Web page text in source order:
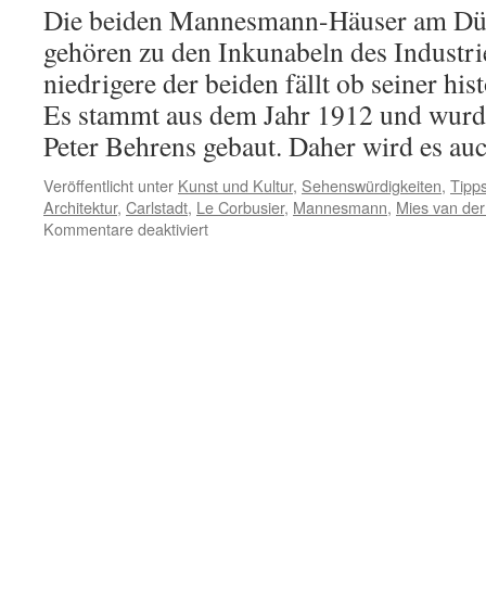
Die beiden Mannesmann-Häuser am
gehören zu den Inkunabeln des
niedrigere der beiden fällt ob seiner
Es stammt aus dem Jahr 1912 und
Peter Behrens gebaut. Daher wird es
Veröffentlicht unter Kunst und Kultur, Sehenswürdigkeiten,
Architektur, Carlstadt, Le Corbusier, Mannesmann, Mies van
Kommentare deaktiviertfür